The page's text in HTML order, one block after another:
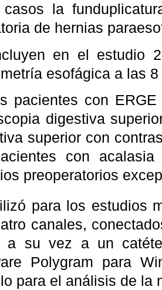
la
de hernias
en el estudio
esofágica a las
pacientes con
digestiva
superior con
con
preoperatorios
para los estudios
canales,
a su vez a un
Polygram para
para el análisis de la